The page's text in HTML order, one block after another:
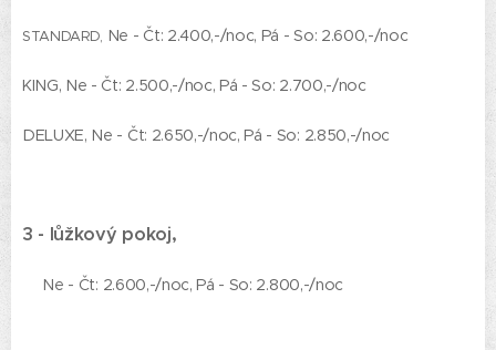
STANDARD, Ne - Čt: 2.400,-/noc, Pá - So: 2.600,-/noc
KING, Ne - Čt: 2.500,-/noc, Pá - So: 2.700,-/noc
DELUXE, Ne - Čt: 2.650,-/noc, Pá - So: 2.850,-/noc
3 - lůžkový pokoj,
Ne - Čt: 2.600,-/noc, Pá - So: 2.800,-/noc